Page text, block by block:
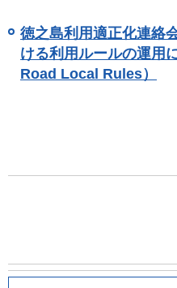
徳之島利用適正化連絡
ける利用ルールの運用
Road Local Rules）